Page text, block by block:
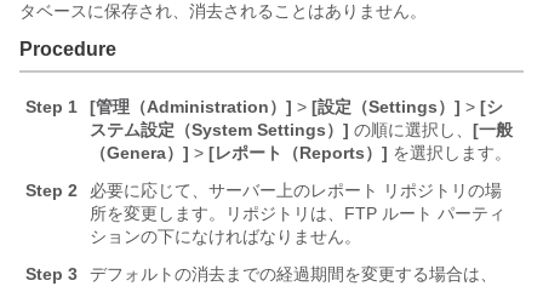
タベースに保存され、消去されることはありません。
Procedure
Step 1 [管理（Administration）] > [設定（Settings）] > [シ
ステム設定（System Settings）] の順に選択し、 [一般
（Genera）] > [レポート（Reports）] を選択します。
Step 2
必要に応じて、サーバー上のレポート リポジトリの場
所を変更します。リポジトリは、FTP ルート パーティ
ションの下になければなりません。
Step 3
デフォルトの消去までの経過期間を変更する場合は、